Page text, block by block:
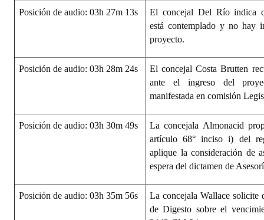
Posición de audio: 03h 27m 13s
El concejal Del Río indica
está contemplado y no hay
proyecto.
Posición de audio: 03h 28m 24s
El concejal Costa Brutten
ante el ingreso del
manifestada en comisión
Posición de audio: 03h 30m 49s
La concejala Almonacid
artículo 68° inciso i) del
aplique la consideración de
espera del dictamen de
Posición de audio: 03h 35m 56s
La concejala Wallace solicite
de Digesto sobre el